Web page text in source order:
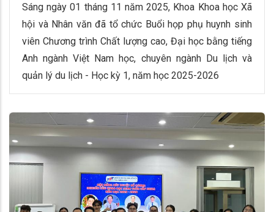
Sáng ngày 01 tháng 11 năm 2025, Khoa Khoa học Xã
hội và Nhân văn đã tổ chức Buổi họp phụ huynh sinh
viên Chương trình Chất lượng cao, Đại học bằng tiếng
Anh ngành Việt Nam học, chuyên ngành Du lịch và
quản lý du lịch - Học kỳ 1, năm học 2025-2026